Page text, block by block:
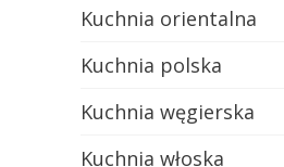
Kuchnia orientalna
Kuchnia polska
Kuchnia węgierska
Kuchnia włoska